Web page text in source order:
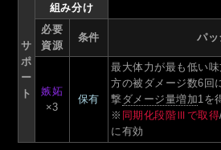
サ
ポ
ー
ト
組み分け
必要
資源
条件 パッ
嫉妬
×3
保有
最大体力が最も低い
方の被ダメージ数6回
撃ダメージ量増加1を
※ 同期化段階Ⅲで取得
に有効